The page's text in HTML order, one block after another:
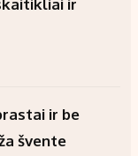
ir
ir be
švente